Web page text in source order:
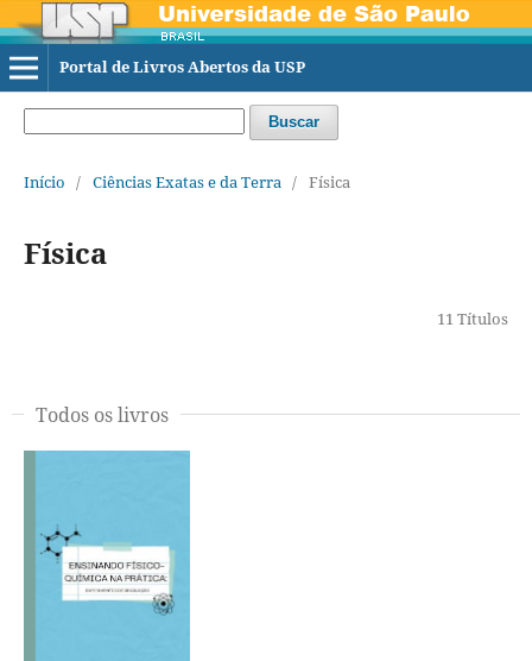
Portal de Livros Abertos da USP
Buscar
Início / Ciências Exatas e da Terra / Física
Física
11 Títulos
Todos os livros